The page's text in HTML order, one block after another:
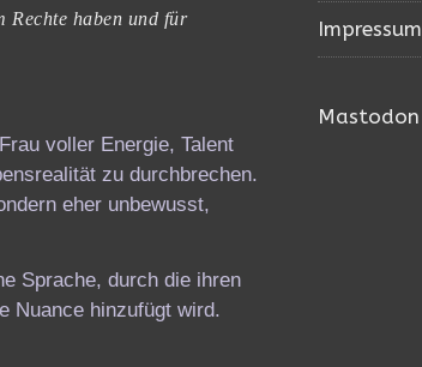
Rechte haben und für
voller Energie, Talent
zu durchbrechen.
eher unbewusst,
Sprache, durch die ihren
Nuance hinzufügt wird.
Impressum
Mastodon